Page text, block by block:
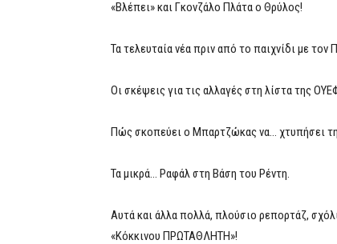
«Βλέπει» και Γκονζάλο Πλάτα ο Θρύλος!
Τα τελευταία νέα πριν από το παιχνίδι με τον
Οι σκέψεις για τις αλλαγές στη λίστα της
Πώς σκοπεύει ο Μπαρτζώκας να… χτυπήσει
Τα μικρά… Ραφάλ στη Βάση του Ρέντη.
Αυτά και άλλα πολλά, πλούσιο ρεπορτάζ,
«Κόκκινου ΠΡΩΤΑΘΛΗΤΗ»!